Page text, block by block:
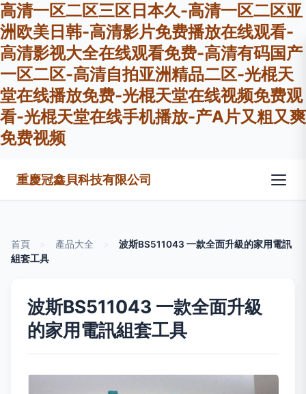
高清一区二区三区日本久-高清一区二区亚
洲欧美日韩-高清影片免费播放在线观看-
高清影视大全在线观看免费-高清有码国产
一区二区-高清自拍亚洲精品二区-光棍天
堂在线播放免费-光棍天堂在线视频免费观
看-光棍天堂在线手机播放-产A片又粗又爽
免费视频
重慶冠鑫貝科技有限公司
首頁 產品大全
波斯BS511043 一款全面升級的家用電訊
組套工具
波斯BS511043 一款全面升級
的家用電訊組套工具